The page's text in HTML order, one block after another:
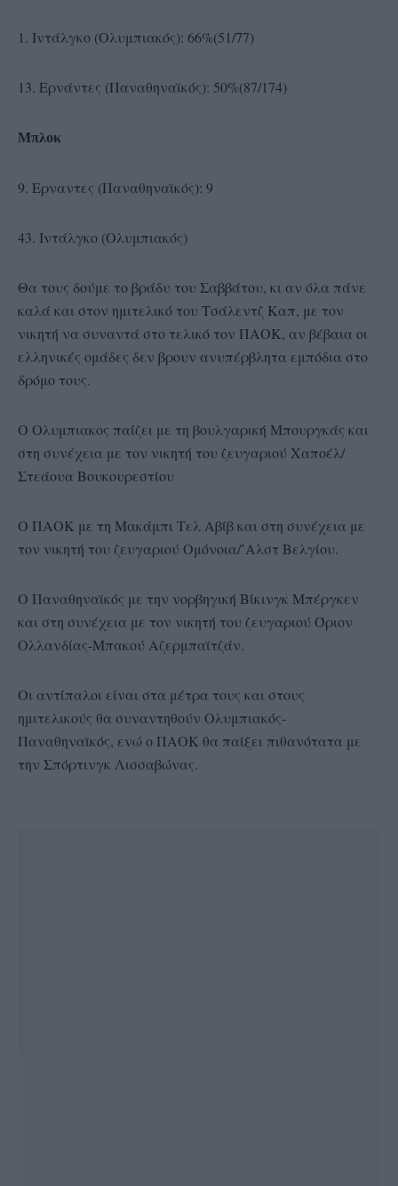
1. Ιντάλγκο (Ολυμπιακός): 66%(51/77)
13. Ερνάντες (Παναθηναϊκός): 50%(87/174)
Μπλοκ
9. Ερναντες (Παναθηναϊκός): 9
43. Ιντάλγκο (Ολυμπιακός)
Θα τους δούμε το βράδυ του Σαββάτου, κι αν όλα πάνε
καλά και στον ημιτελικό του Τσάλεντζ Καπ, με τον
νικητή να συναντά στο τελικό τον ΠΑΟΚ, αν βέβαια οι
ελληνικές ομάδες δεν βρουν ανυπέρβλητα εμπόδια στο
δρόμο τους.
Ο Ολυμπιακος παίζει με τη βουλγαρική Μπουργκάς και
στη συνέχεια με τον νικητή του ζευγαριού Χαποέλ/
Στεάουα Βουκουρεστίου
Ο ΠΑΟΚ με τη Μακάμπι Τελ Αβίβ και στη συνέχεια με
τον νικητή του ζευγαριού Ομόνοια/’Αλστ Βελγίου.
Ο Παναθηναϊκός με την νορβηγική Βίκινγκ Μπέργκεν
και στη συνέχεια με τον νικητή του ζευγαριού Όριον
Ολλανδίας-Μπακού Αζερμπαϊτζάν.
Οι αντίπαλοι είναι στα μέτρα τους και στους
ημιτελικούς θα συναντηθούν Ολυμπιακός-
Παναθηναϊκός, ενώ ο ΠΑΟΚ θα παίξει πιθανότατα με
την Σπόρτινγκ Λισσαβώνας.